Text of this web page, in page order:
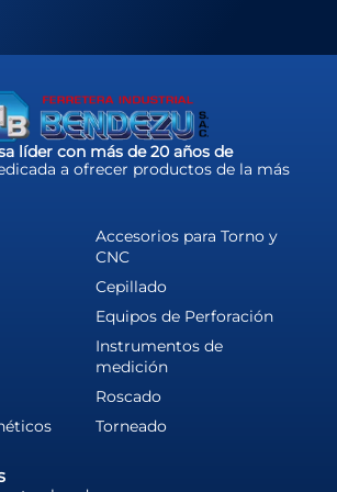
líder con más de 20 años de
a ofrecer productos de la más
Accesorios para Torno y
CNC
Cepillado
Equipos de Perforación
Instrumentos de
medición
Roscado
Torneado